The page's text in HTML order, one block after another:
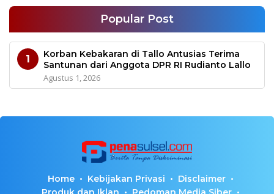
Popular Post
1
Korban Kebakaran di Tallo Antusias Terima
Santunan dari Anggota DPR RI Rudianto Lallo
Agustus 1, 2026
Home Kebijakan Privasi
Disclaimer